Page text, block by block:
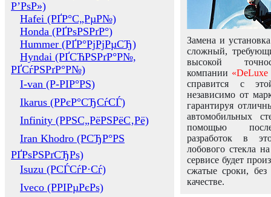
Р’РѕР»)
Hafei (РҐР°С„РµР№)
Honda (РҐРѕРЅРґР°)
Hummer (РҐР°РјРјРµСЂ)
Hyndai (РҐСЋРЅРґР°Р№,
РҐСѓРЅРґР°Р№)
I-van (Р-РІР°РЅ)
Ikarus (РРєР°СЂСѓСЃ)
Infinity (РРЅС„РёРЅРёС‚Рё)
Iran Khodro (РСЂР°РЅ
РҐРѕРЅРґСЂРѕ)
Isuzu (РСЃСѓР·Сѓ)
Iveco (РРІРµРєРѕ)
Замена и
сложный,
высокой
компании «DeLuxe
справится с
независимо от
гарантируя
автомобильных
помощью
разработок в
лобового стекла
сервисе будет
сжатые сроки,
качестве.